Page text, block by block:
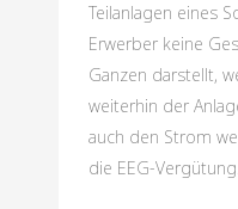
Teilanlagen eines
Erwerber keine
Ganzen darstellt,
weiterhin der
auch den Strom
die EEG-